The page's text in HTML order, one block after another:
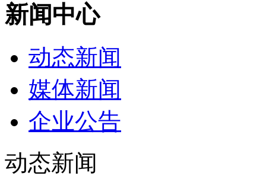
新闻中心
动态新闻
媒体新闻
企业公告
动态新闻